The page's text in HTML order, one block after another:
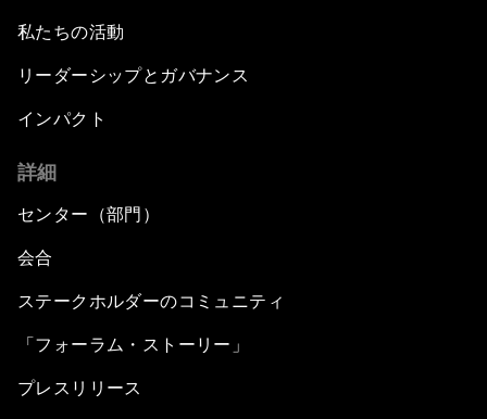
私たちの活動
リーダーシップとガバナンス
インパクト
詳細
センター（部門）
会合
ステークホルダーのコミュニティ
「フォーラム・ストーリー」
プレスリリース